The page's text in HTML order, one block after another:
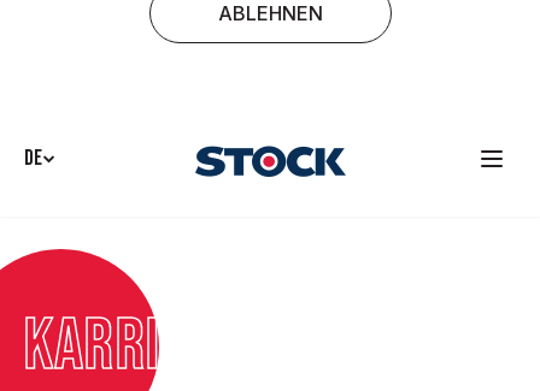
ABLEHNEN
DE
Karriere